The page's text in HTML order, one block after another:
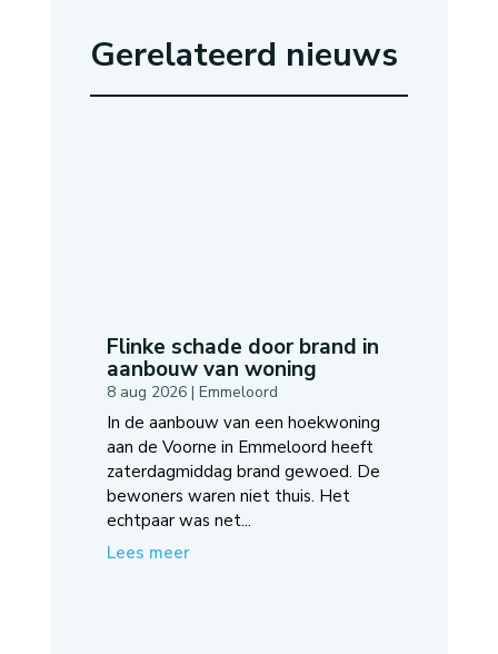
Gerelateerd nieuws
Flinke schade door brand in
aanbouw van woning
8 aug 2026| Emmeloord
In de aanbouw van een hoekwoning
aan de Voorne in Emmeloord heeft
zaterdagmiddag brand gewoed. De
bewoners waren niet thuis. Het
echtpaar was net...
Lees meer